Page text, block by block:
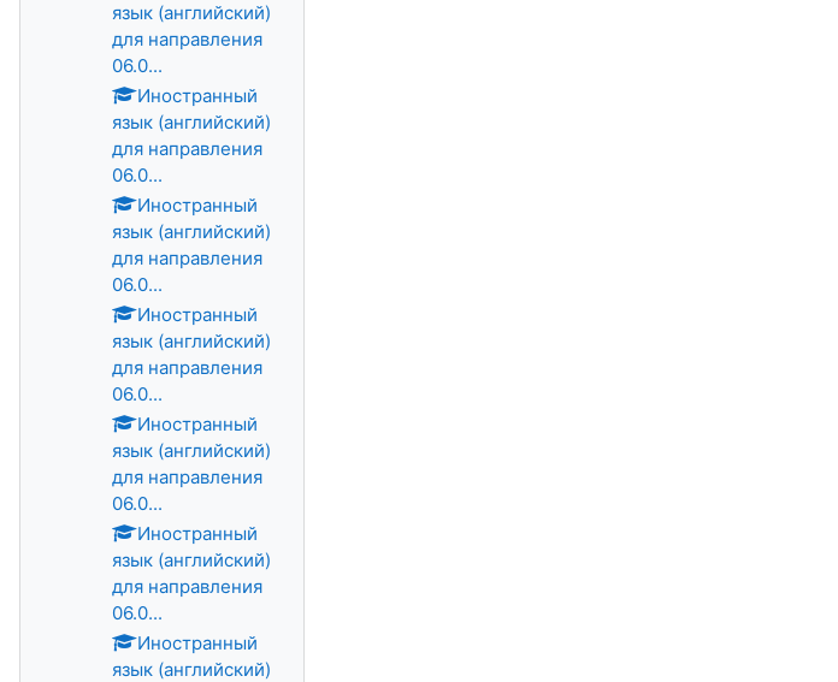
язык (английский)
для направления
06.0...
Иностранный
язык (английский)
для направления
06.0...
Иностранный
язык (английский)
для направления
06.0...
Иностранный
язык (английский)
для направления
06.0...
Иностранный
язык (английский)
для направления
06.0...
Иностранный
язык (английский)
для направления
06.0...
Иностранный
язык (английский)